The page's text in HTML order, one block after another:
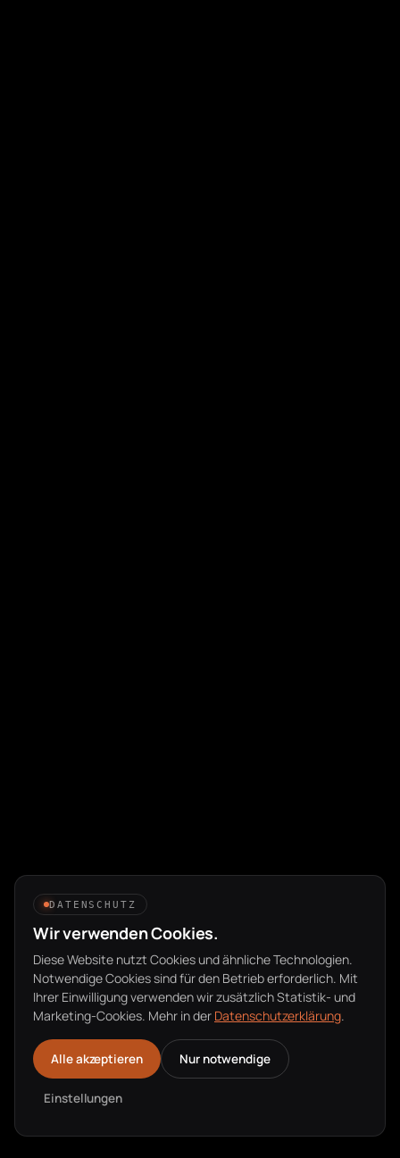
DATENSCHUTZ
Wir verwenden Cookies.
Diese Website nutzt Cookies und ähnliche Technologien.
Notwendige Cookies sind für den Betrieb erforderlich. Mit
Ihrer Einwilligung verwenden wir zusätzlich Statistik- und
Marketing-Cookies. Mehr in der Datenschutzerklärung.
Alle akzeptieren Nur notwendige
Einstellungen